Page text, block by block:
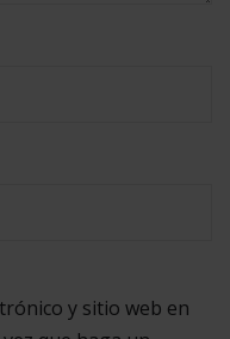
y sitio web en